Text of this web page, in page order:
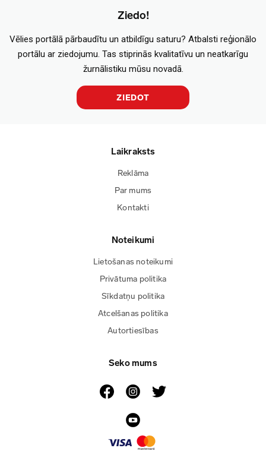
Ziedo!
Vēlies portālā pārbaudītu un atbildīgu saturu? Atbalsti reģionālo
portālu ar ziedojumu. Tas stiprinās kvalitatīvu un neatkarīgu
žurnālistiku mūsu novadā.
ZIEDOT
Laikraksts
Reklāma
Par mums
Kontakti
Noteikumi
Lietošanas noteikumi
Privātuma politika
Sīkdatņu politika
Atcelšanas politika
Autortiesības
Seko mums